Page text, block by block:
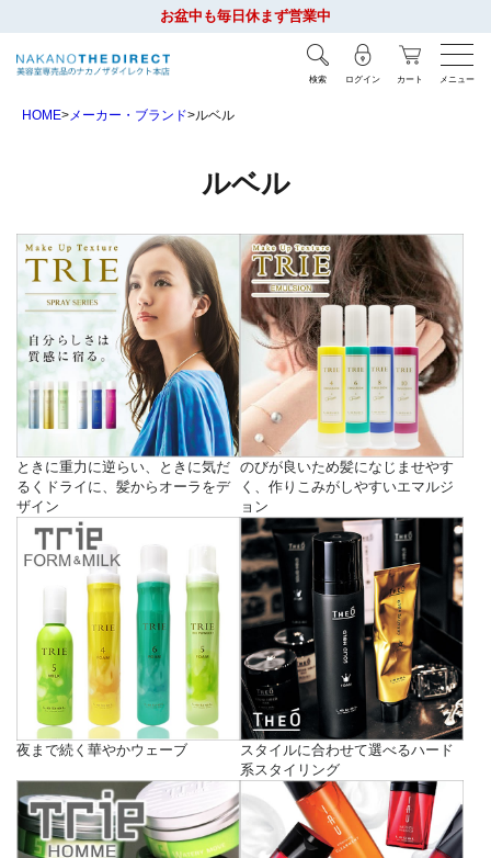
お盆中も毎日休まず営業中
検索 ログイン カート メニュー
HOME メーカー・ブランド ルベル
ルベル
ときに重力に逆らい、ときに気だ
るくドライに、髪からオーラをデ
ザイン
のびが良いため髪になじませやす
く、作りこみがしやすいエマルジ
ョン
夜まで続く華やかウェーブ
スタイルに合わせて選べるハード
系スタイリング